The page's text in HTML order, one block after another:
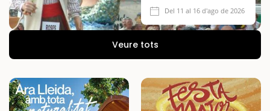
Del 11 al 16 d'ago de 2026
Veure tots